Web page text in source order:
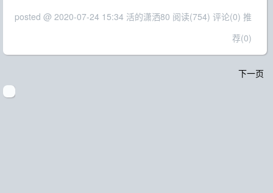
posted @ 2020-07-24 15:34 活的潇洒80 阅读(754) 评论(0) 推
荐(0)
下一页